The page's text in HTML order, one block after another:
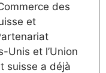
des
et
Unis et l’Union
suisse a déjà